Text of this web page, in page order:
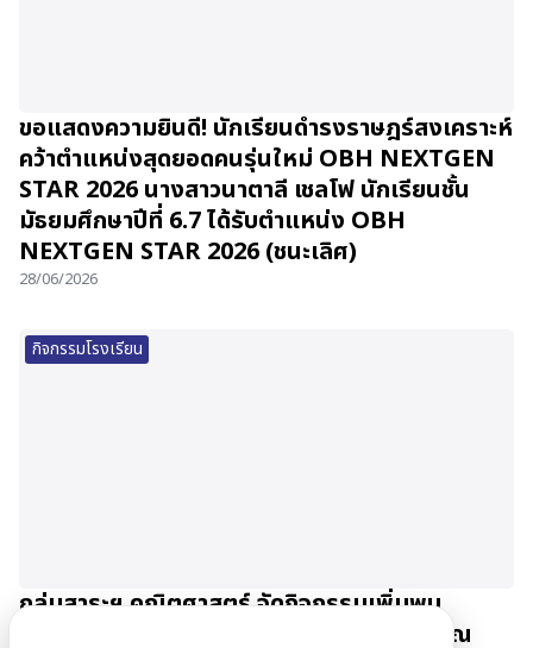
ขอแสดงความยินดี! นักเรียนดำรงราษฎร์สงเคราะห์
คว้าตำแหน่งสุดยอดคนรุ่นใหม่ OBH NEXTGEN
STAR 2026 นางสาวนาตาลี เชลโฟ นักเรียนชั้น
มัธยมศึกษาปีที่ 6.7 ได้รับตำแหน่ง OBH
NEXTGEN STAR 2026 (ชนะเลิศ)
28/06/2026
กิจกรรมโรงเรียน
กลุ่มสาระฯ คณิตศาสตร์ จัดกิจกรรมเพิ่มพูน
ประสบการณ์นักเรียน Gifted Math ม.4-5 ณ